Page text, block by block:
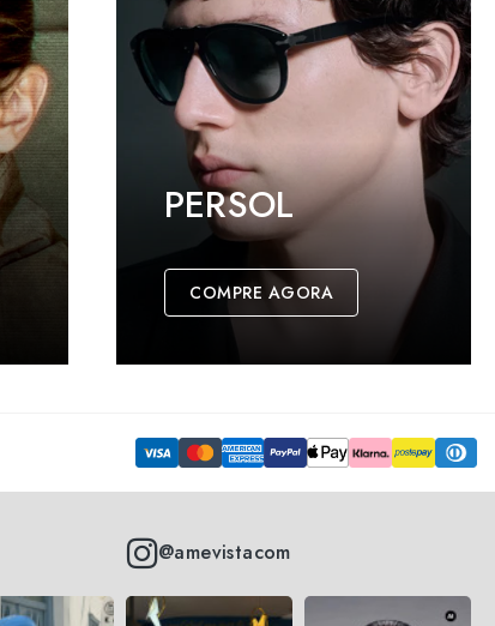
PERSOL
COMPRE AGORA
@amevistacom